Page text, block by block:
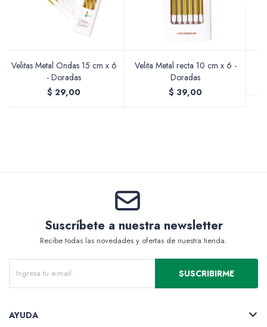
Velitas Metal Ondas 15 cm x 6
- Doradas
$ 29,00
Velita Metal recta 10 cm x 6 -
Doradas
$ 39,00
Suscríbete a nuestra newsletter
Recibe todas las novedades y ofertas de nuestra tienda.
SUSCRIBIRME
AYUDA
Packs